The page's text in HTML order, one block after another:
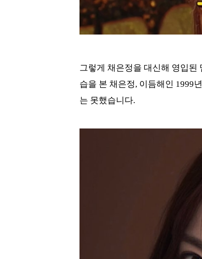
그렇게 채은정을 대신해 영입된
습을 본 채은정, 이듬해인 1999
는 못했습니다.